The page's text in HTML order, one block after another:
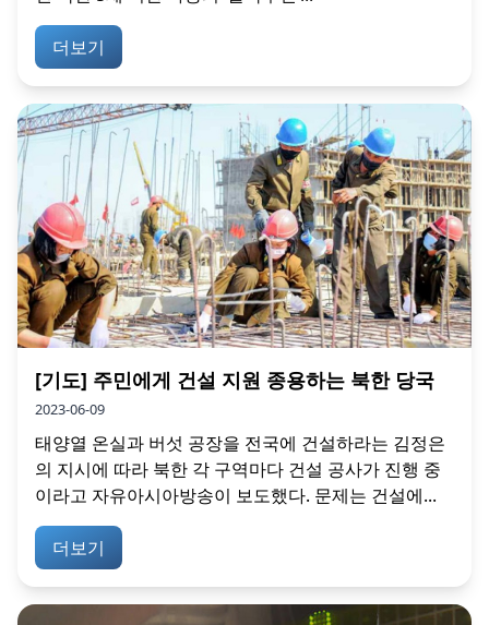
더보기
[기도] 주민에게 건설 지원 종용하는 북한 당국
2023-06-09
태양열 온실과 버섯 공장을 전국에 건설하라는 김정은
의 지시에 따라 북한 각 구역마다 건설 공사가 진행 중
이라고 자유아시아방송이 보도했다. 문제는 건설에...
더보기